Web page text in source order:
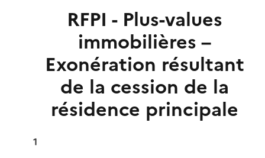
RFPI - Plus-values
immobilières –
Exonération résultant
de la cession de la
résidence principale
1